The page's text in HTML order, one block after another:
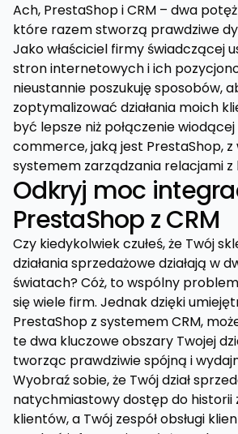
Ach, PrestaShop i CRM – dwa
które razem stworzą prawdziwe
Jako właściciel firmy świadczącej
stron internetowych i ich
nieustannie poszukuję sposobów,
zoptymalizować działania moich
być lepsze niż połączenie
commerce, jaką jest PrestaShop,
systemem zarządzania relacjami z
Odkryj moc
PrestaShop z CRM
Czy kiedykolwiek czułeś, że Twój
działania sprzedażowe działają w
światach? Cóż, to wspólny
się wiele firm. Jednak dzięki
PrestaShop z systemem CRM,
te dwa kluczowe obszary Twojej
tworząc prawdziwie spójną i
Wyobraź sobie, że Twój dział
natychmiastowy dostęp do historii
klientów, a Twój zespół obsługi